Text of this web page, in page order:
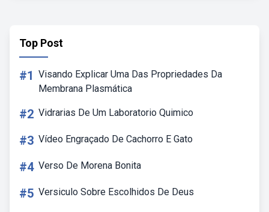
Top Post
#1 Visando Explicar Uma Das Propriedades Da
Membrana Plasmática
#2 Vidrarias De Um Laboratorio Quimico
#3 Vídeo Engraçado De Cachorro E Gato
#4 Verso De Morena Bonita
#5 Versiculo Sobre Escolhidos De Deus